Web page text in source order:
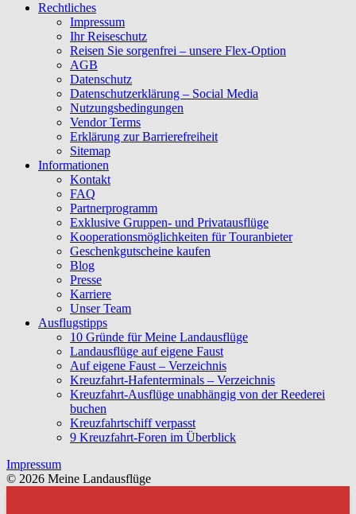
Rechtliches
Impressum
Ihr Reiseschutz
Reisen Sie sorgenfrei – unsere Flex-Option
AGB
Datenschutz
Datenschutzerklärung – Social Media
Nutzungsbedingungen
Vendor Terms
Erklärung zur Barrierefreiheit
Sitemap
Informationen
Kontakt
FAQ
Partnerprogramm
Exklusive Gruppen- und Privatausflüge
Kooperationsmöglichkeiten für Touranbieter
Geschenkgutscheine kaufen
Blog
Presse
Karriere
Unser Team
Ausflugstipps
10 Gründe für Meine Landausflüge
Landausflüge auf eigene Faust
Auf eigene Faust – Verzeichnis
Kreuzfahrt-Hafenterminals – Verzeichnis
Kreuzfahrt-Ausflüge unabhängig von der Reederei
buchen
Kreuzfahrtschiff verpasst
9 Kreuzfahrt-Foren im Überblick
Impressum
© 2026 Meine Landausflüge